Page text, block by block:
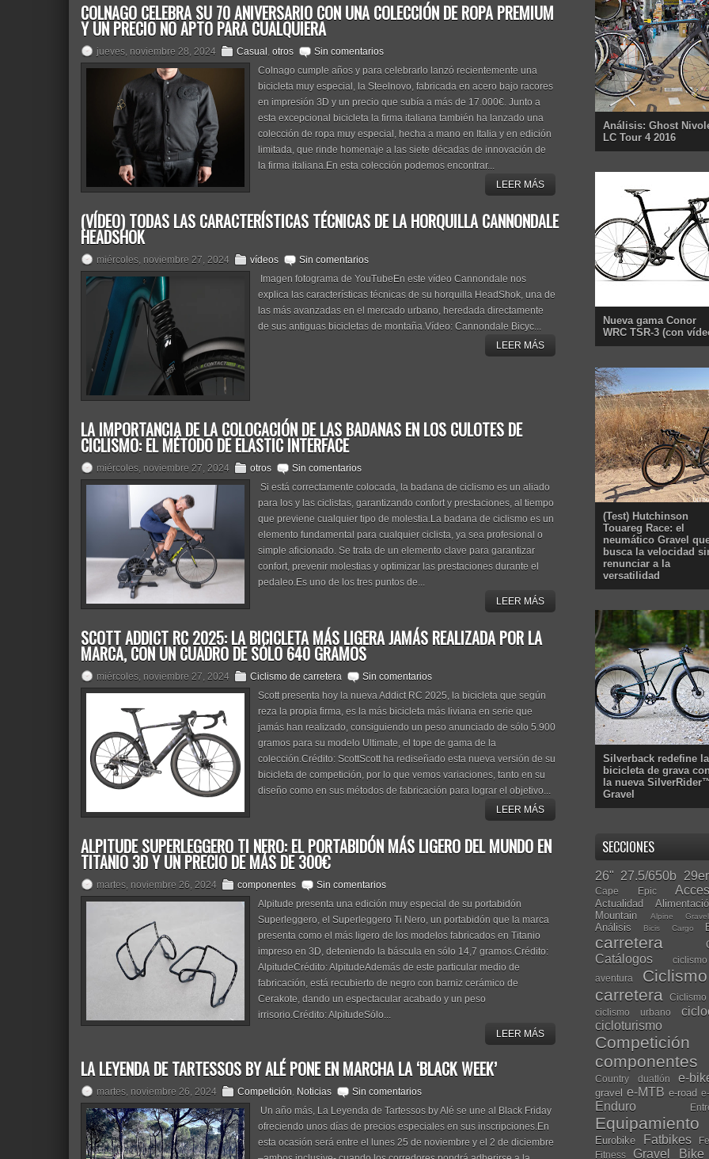
COLNAGO CELEBRA SU 70 ANIVERSARIO CON UNA COLECCIÓN DE ROPA PREMIUM
Y UN PRECIO NO APTO PARA CUALQUIERA
jueves, noviembre 28, 2024 Casual , otros
Sin comentarios
Colnago cumple años y para celebrarlo lanzó recientemente una
bicicleta muy especial, la Steelnovo, fabricada en acero bajo racores
en impresión 3D y un precio que subía a más de 17.000€. Junto a
esta excepcional bicicleta la firma italiana también ha lanzado una
colección de ropa muy especial, hecha a mano en Italia y en edición
limitada, que rinde homenaje a las siete décadas de innovación de
la firma italiana.En esta colección podemos encontrar...
LEER MÁS
(VÍDEO) TODAS LAS CARACTERÍSTICAS TÉCNICAS DE LA HORQUILLA CANNONDALE
HEADSHOK
miércoles, noviembre 27, 2024 vídeos
Sin comentarios
Imagen fotograma de YouTubeEn este vídeo Cannondale nos
explica las características técnicas de su horquilla HeadShok, una de
las más avanzadas en el mercado urbano, heredada directamente
de sus antiguas bicicletas de montaña.Vídeo: Cannondale Bicyc...
LEER MÁS
LA IMPORTANCIA DE LA COLOCACIÓN DE LAS BADANAS EN LOS CULOTES DE
CICLISMO: EL MÉTODO DE ELASTIC INTERFACE
miércoles, noviembre 27, 2024 otros
Sin comentarios
Si está correctamente colocada, la badana de ciclismo es un aliado
para los y las ciclistas, garantizando confort y prestaciones, al tiempo
que previene cualquier tipo de molestia.La badana de ciclismo es un
elemento fundamental para cualquier ciclista, ya sea profesional o
simple aficionado. Se trata de un elemento clave para garantizar
confort, prevenir molestias y optimizar las prestaciones durante el
pedaleo.Es uno de los tres puntos de...
LEER MÁS
SCOTT ADDICT RC 2025: LA BICICLETA MÁS LIGERA JAMÁS REALIZADA POR LA
MARCA, CON UN CUADRO DE SÓLO 640 GRAMOS
miércoles, noviembre 27, 2024 Ciclismo de carretera
Sin comentarios
Scott presenta hoy la nueva Addict RC 2025, la bicicleta que según
reza la propia firma, es la más bicicleta más liviana en serie que
jamás han realizado, consiguiendo un peso anunciado de sólo 5.900
gramos para su modelo Ultimate, el tope de gama de la
colección.Crédito: ScottScott ha rediseñado esta nueva versión de su
bicicleta de competición, por lo que vemos variaciones, tanto en su
diseño como en sus métodos de fabricación para lograr el objetivo...
LEER MÁS
ALPITUDE SUPERLEGGERO TI NERO: EL PORTABIDÓN MÁS LIGERO DEL MUNDO EN
TITANIO 3D Y UN PRECIO DE MÁS DE 300€
martes, noviembre 26, 2024 componentes
Sin comentarios
Alpitude presenta una edición muy especial de su portabidón
Superleggero, el Superleggero Ti Nero, un portabidón que la marca
presenta como el más ligero de los modelos fabricados en Titanio
impreso en 3D, deteniendo la báscula en sólo 14,7 gramos.Crédito:
AlpitudeCrédito: AlpitudeAdemás de este particular medio de
fabricación, está recubierto de negro con barniz cerámico de
Cerakote, dando un espectacular acabado y un peso
irrisorio.Crédito: AlpìtudeSólo...
LEER MÁS
LA LEYENDA DE TARTESSOS BY ALÉ PONE EN MARCHA LA ‘BLACK WEEK’
martes, noviembre 26, 2024 Competición, Noticias
Sin comentarios
Un año más, La Leyenda de Tartessos by Alé se une al Black Friday
ofreciendo unos días de precios especiales en sus inscripciones.En
esta ocasión será entre el lunes 25 de noviembre y el 2 de diciembre
Análisis: Ghost
LC Tour 4 2016
Nueva gama Conor
WRC TSR-3 (con
(Test) Hutchinson
Touareg Race: el
neumático Gravel
busca la velocidad
renunciar a la
versatilidad
Silverback redefine la
bicicleta de grava
la nueva
Gravel
SECCIONES
26" 27.5/650b 29er
Cape Epic
Actualidad
Mountain
Alpine
Análisis Bicis Cargo
carretera
Catálogos
aventura
carretera
Ciclismo
ciclismo urbano
cicloturismo
Competición
componentes
Country duatlón e-
gravel e-MTB e-road
Enduro
Equipamiento
Eurobike Fatbikes
Fitness
Gravel Bike